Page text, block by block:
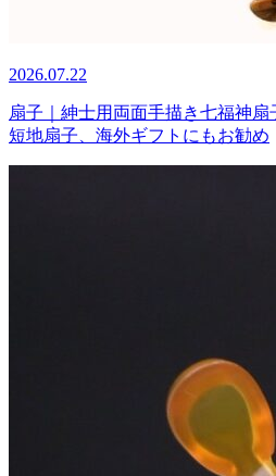
2026.07.22
扇子｜紳士用両面手描き七福神
短地扇子、海外ギフトにもお勧め